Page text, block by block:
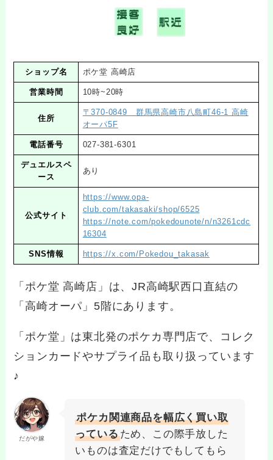
ショップ名 ポケ堂 高崎店
営業時間 10時~20時
住所
〒370-0849 群馬県高崎市八島町46-1 高崎
オーパ5F
電話番号 027-381-6301
デュエルスペ
ース
あり
公式サイト
https://www.opa-
club.com/takasaki/shop/6525
https://note.com/pokedounote/n/n3261cdc
16304
SNS情報 https://x.com/Pokedou_takasak
「ポケ堂 高崎店」は、JR高崎駅西口直結の
「高崎オーパ」5階にあります。
「ポケ堂」は東北発のポケカ専門店で、コレク
ションカードやサプライ品も取り扱っています
♪
だがや嫁
ポケカ関連商品を幅広く買い取
っているため、この際手放した
いものは査定だけでもしてもら